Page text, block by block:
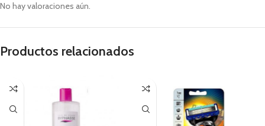
No hay valoraciones aún.
Productos relacionados